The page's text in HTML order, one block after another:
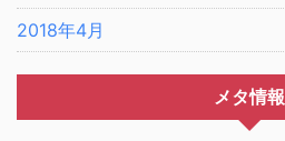
2018年4月
メタ情報